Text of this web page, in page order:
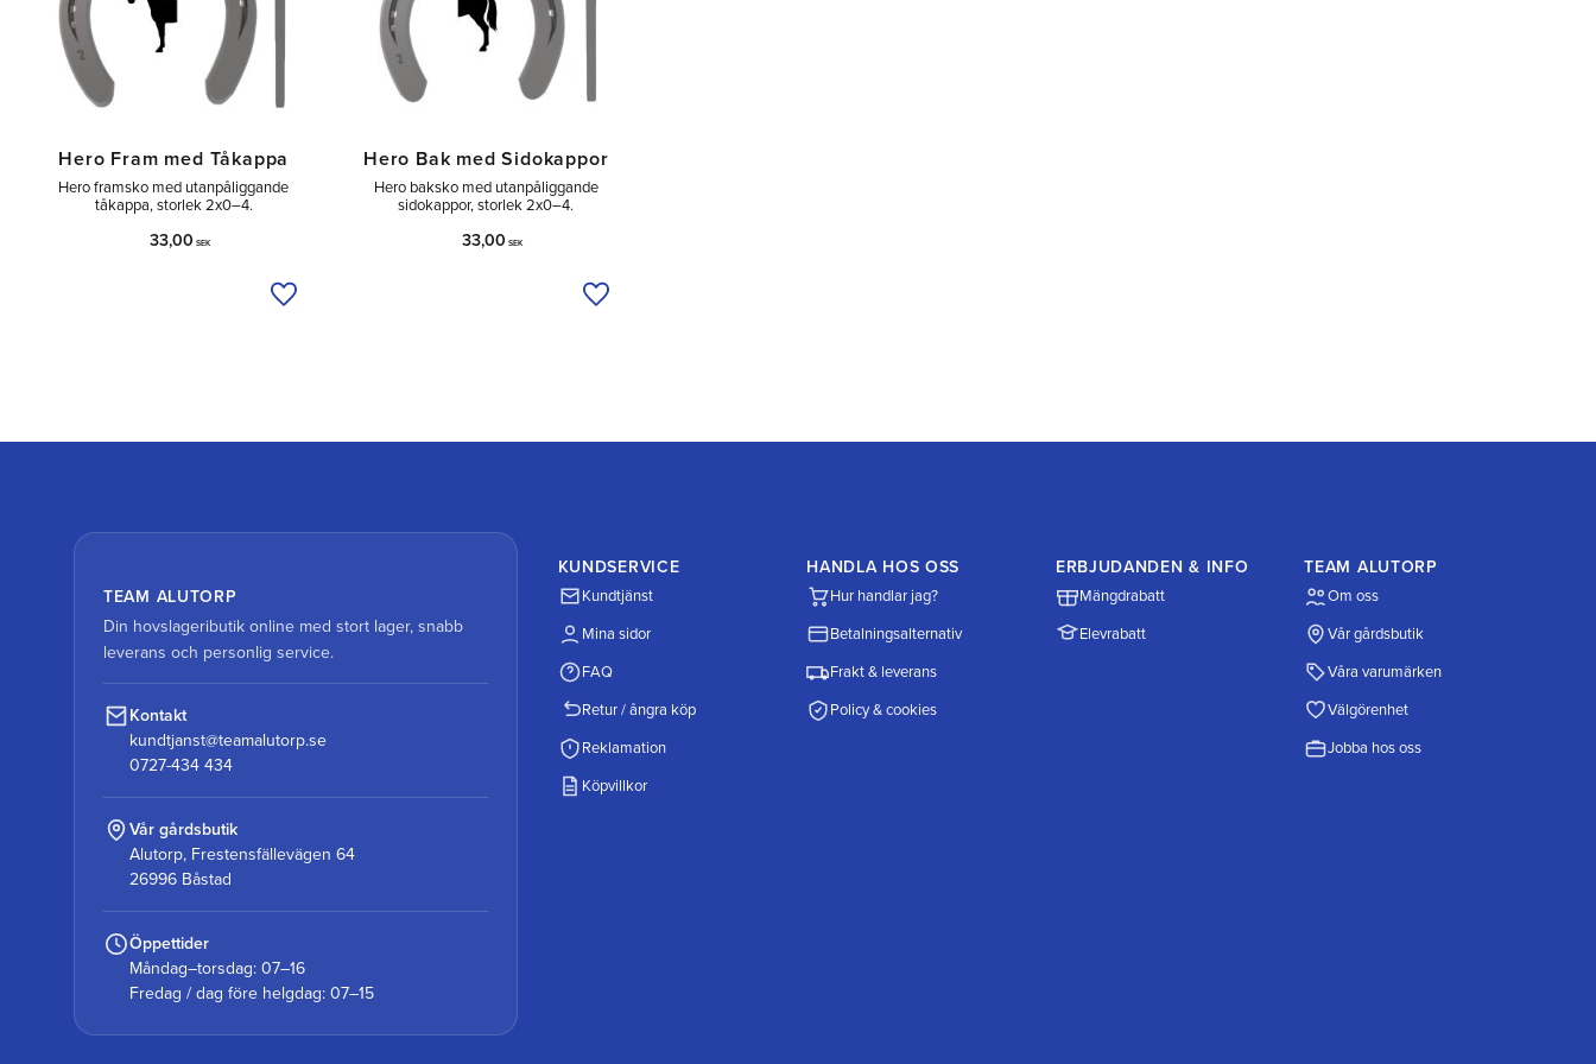
Hero Fram med Tåkappa
Hero framsko med utanpåliggande
tåkappa, storlek 2x0–4.
33,00 SEK
Lägg till i önskelista
Hero Bak med Sidokappor
Hero baksko med utanpåliggande
sidokappor, storlek 2x0–4.
33,00 SEK
Lägg till i önskelista
TEAM ALUTORP
Din hovslageributik online med stort lager, snabb
leverans och personlig service.
Kontakt
kundtjanst@teamalutorp.se
0727-434 434
Vår gårdsbutik
Alutorp, Frestensfällevägen 64
26996 Båstad
Öppettider
Måndag–torsdag: 07–16
Fredag / dag före helgdag: 07–15
KUNDSERVICE
Kundtjänst
Mina sidor
FAQ
Retur / ångra köp
Reklamation
Köpvillkor
HANDLA HOS OSS
Hur handlar jag?
Betalningsalternativ
Frakt & leverans
Policy & cookies
ERBJUDANDEN & INFO
Mängdrabatt
Elevrabatt
TEAM ALUTORP
Om oss
Vår gårdsbutik
Våra varumärken
Välgörenhet
Jobba hos oss